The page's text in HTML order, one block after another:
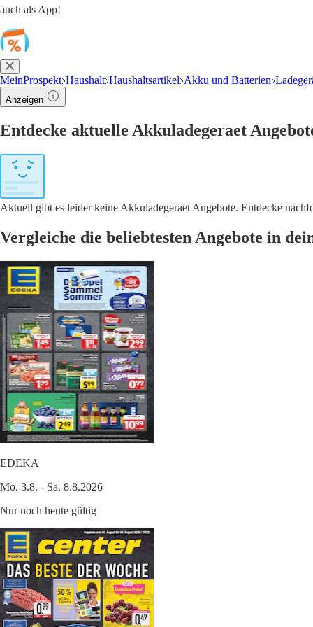
auch als App!
MeinProspekt Haushalt Haushaltsartikel Akku und Batterien
Anzeigen
Entdecke aktuelle Akkuladegeraet
Aktuell gibt es leider keine Akkuladegeraet Angebote. Entdecke
Vergleiche die beliebtesten Angebote in
EDEKA
Mo. 3.8. - Sa. 8.8.2026
Nur noch heute gültig